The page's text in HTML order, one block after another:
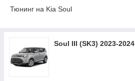
Тюнинг на Kia Soul
Soul III (SK3) 2023-2024